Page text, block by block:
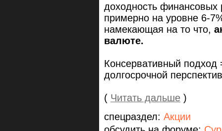
доходность финансовых
примерно на уровне 6-
намекающая на то что,
валюте.
Консервативный
долгосрочной
( Читать дальше )
спецраздел: Акции